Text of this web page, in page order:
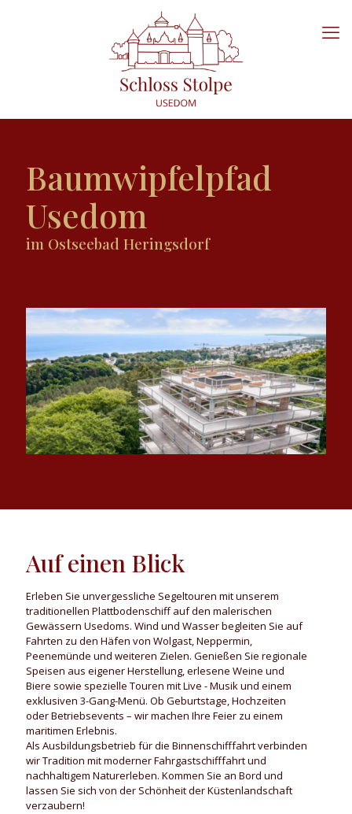
Baumwipfelpfad
Usedom
im Ostseebad Heringsdorf
Auf einen Blick
Erleben Sie unvergessliche Segeltouren mit unserem
traditionellen Plattbodenschiff auf den malerischen
Gewässern Usedoms. Wind und Wasser begleiten Sie auf
Fahrten zu den Häfen von Wolgast, Neppermin,
Peenemünde und weiteren Zielen. Genießen Sie regionale
Speisen aus eigener Herstellung, erlesene Weine und
Biere sowie spezielle Touren mit Live - Musik und einem
exklusiven 3-Gang-Menü. Ob Geburtstage, Hochzeiten
oder Betriebsevents – wir machen Ihre Feier zu einem
maritimen Erlebnis.
Als Ausbildungsbetrieb für die Binnenschifffahrt verbinden
wir Tradition mit moderner Fahrgastschifffahrt und
nachhaltigem Naturerleben. Kommen Sie an Bord und
lassen Sie sich von der Schönheit der Küstenlandschaft
verzaubern!